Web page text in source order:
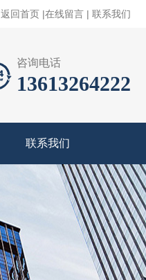
返回首页 |在线留言 | 联系我们
咨询电话
13613264222
联系我们